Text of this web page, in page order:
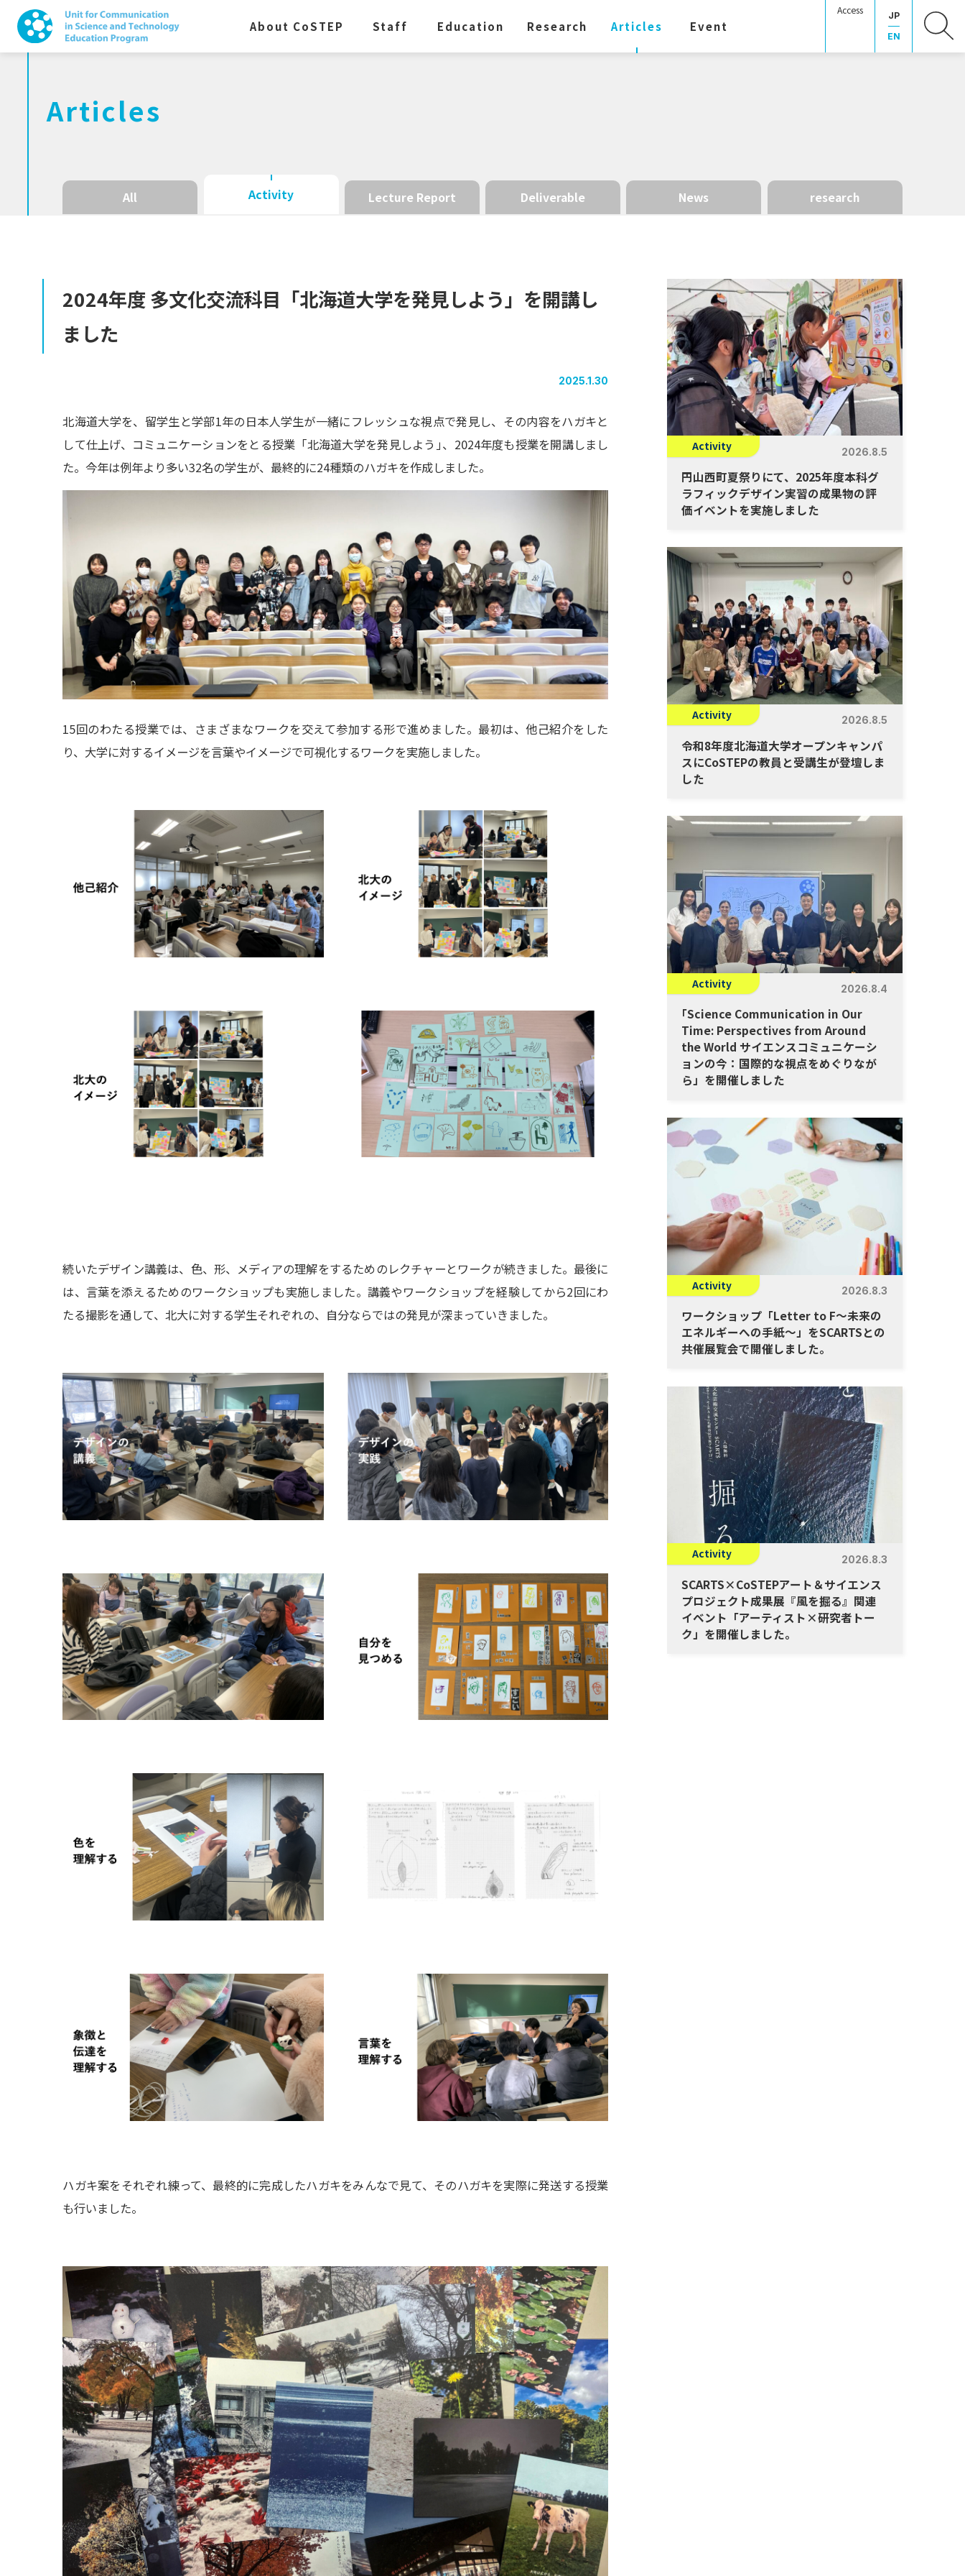
About CoSTEP Staff Education Research Articles Event
Access
JP
EN
Articles
All Activity Lecture Report Deliverable News research
2024年度 多文化交流科目 「北海道大学を発見しよう」を開講し
ました
2025.1.30
北海道大学を、留学生と学部1年の日本人学生が一緒にフレッシュな視点で発見し、その内容をハガキと
して仕上げ、コミュニケーションをとる授業「北海道大学を発見しよう 」、2024年度も授業を開講しまし
た。今年は例年より多い32名の学生が、最終的に24種類のハガキを作成しました。
15回のわたる授業では、さまざまなワークを交えて参加する形で進めました。最初は、他己紹介をした
り、大学に対するイメージを言葉やイメージで可視化するワークを実施しました。
続いたデザイン講義は、色、形、メディアの理解をするためのレクチャーとワークが続きました。最後に
は、言葉を添えるためのワークショップも実施しました。講義やワークショップを経験してから2回にわ
たる撮影を通して、北大に対する学生それぞれの、自分ならではの発見が深まっていきました。
ハガキ案をそれぞれ練って、最終的に完成したハガキをみんなで見て、そのハガキを実際に発送する授業
も行いました。
Activity 2026.8.5
円山西町夏祭りにて、2025年度本科グ
ラフィックデザイン実習の成果物の評
価イベントを実施しました
Activity 2026.8.5
令和8年度北海道大学オープンキャンパ
スにCoSTEPの教員と受講生が登壇しま
した
Activity 2026.8.4
「Science Communication in Our
Time: Perspectives from Around
the World サイエンスコミュニケーシ
ョンの今：国際的な視点をめぐりなが
ら」を開催しました
Activity 2026.8.3
ワークショップ「Letter to F～未来の
エネルギーへの手紙～」をSCARTSとの
共催展覧会で開催しました。
Activity 2026.8.3
SCARTS×CoSTEPアート＆サイエンス
プロジェクト成果展『風を掘る』関連
イベント「アーティスト×研究者トー
ク」を開催しました。